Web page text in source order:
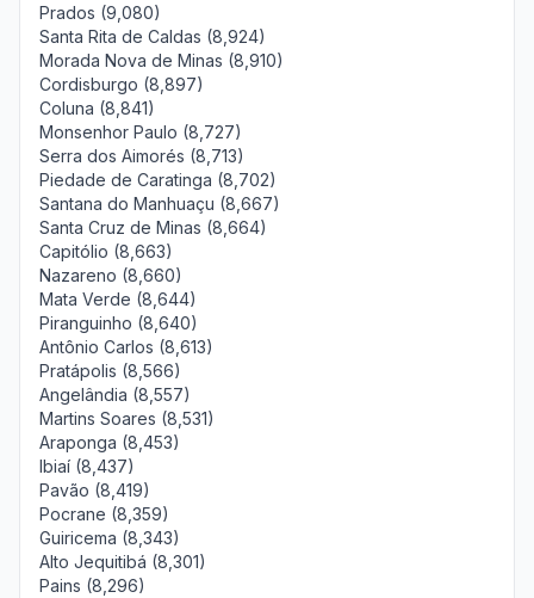
Prados (9,080)
Santa Rita de Caldas (8,924)
Morada Nova de Minas (8,910)
Cordisburgo (8,897)
Coluna (8,841)
Monsenhor Paulo (8,727)
Serra dos Aimorés (8,713)
Piedade de Caratinga (8,702)
Santana do Manhuaçu (8,667)
Santa Cruz de Minas (8,664)
Capitólio (8,663)
Nazareno (8,660)
Mata Verde (8,644)
Piranguinho (8,640)
Antônio Carlos (8,613)
Pratápolis (8,566)
Angelândia (8,557)
Martins Soares (8,531)
Araponga (8,453)
Ibiaí (8,437)
Pavão (8,419)
Pocrane (8,359)
Guiricema (8,343)
Alto Jequitibá (8,301)
Pains (8,296)